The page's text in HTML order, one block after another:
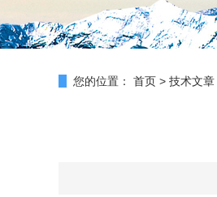
您的位置： 首页 > 技术文章